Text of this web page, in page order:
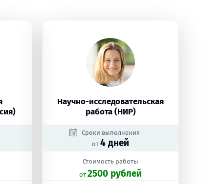
Научно-исследовательская
работа (НИР)
Сроки выполнения
от 4 дней
Стоимость работы
oт 2500 рублей